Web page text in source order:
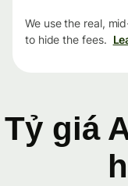
We use the real,
to hide the fees.
Tỷ giá